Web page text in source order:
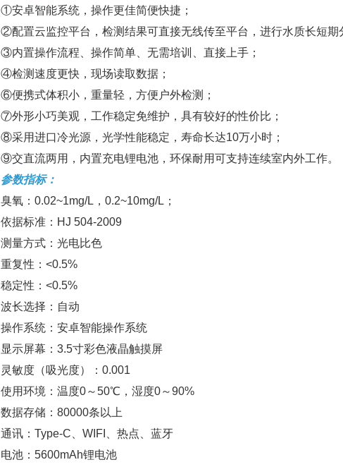
①安卓智能系统，操作更佳简便快捷；
②配置云监控平台，检测结果可直接无线传至平台，进行水质长短期
③内置操作流程、操作简单、无需培训、直接上手；
④检测速度更快，现场读取数据；
⑥便携式体积小，重量轻，方便户外检测；
⑦外形小巧美观，工作稳定免维护，具有较好的性价比；
⑧采用进口冷光源，光学性能稳定，寿命长达10万小时；
⑨交直流两用，内置充电锂电池，环保耐用可支持连续室内外工作。
参数指标：
臭氧：0.02~1mg/L，0.2~10mg/L；
依据标准：HJ 504-2009
测量方式：光电比色
重复性：<0.5%
稳定性：<0.5%
波长选择：自动
操作系统：安卓智能操作系统
显示屏幕：3.5寸彩色液晶触摸屏
灵敏度（吸光度）：0.001
使用环境：温度0～50℃，湿度0～90%
数据存储：80000条以上
通讯：Type-C、WIFI、热点、蓝牙
电池：5600mAh锂电池